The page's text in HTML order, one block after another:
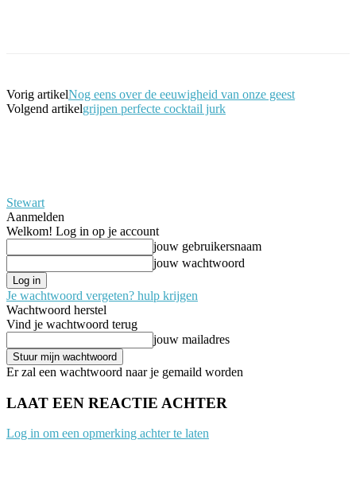
Vorig artikelNog eens over de eeuwigheid van onze geest
Volgend artikelgrijpen perfecte cocktail jurk
Stewart
Aanmelden
Welkom! Log in op je account
jouw gebruikersnaam
jouw wachtwoord
Je wachtwoord vergeten? hulp krijgen
Wachtwoord herstel
Vind je wachtwoord terug
jouw mailadres
Er zal een wachtwoord naar je gemaild worden
LAAT EEN REACTIE ACHTER
Log in om een opmerking achter te laten